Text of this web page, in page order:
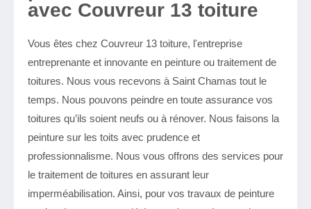
avec Couvreur 13 toiture
Vous êtes chez Couvreur 13 toiture, l'entreprise
entreprenante et innovante en peinture ou traitement de
toitures. Nous vous recevons à Saint Chamas tout le
temps. Nous pouvons peindre en toute assurance vos
toitures qu’ils soient neufs ou à rénover. Nous faisons la
peinture sur les toits avec prudence et
professionnalisme. Nous vous offrons des services pour
le traitement de toitures en assurant leur
imperméabilisation. Ainsi, pour vos travaux de peinture